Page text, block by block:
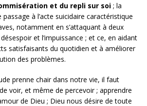
et du repli sur soi ; la
à l’acte suicidaire caractéristique
notamment en s’attaquant à deux
et l’impuissance ; et ce, en aidant
satisfaisants du quotidien et à améliorer
des problèmes.
prenne chair dans notre vie, il faut
voir, et même de percevoir ; apprendre
de Dieu ; Dieu nous désire de toute